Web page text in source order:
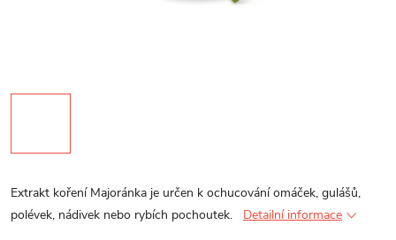
Extrakt koření Majoránka je určen k ochucování omáček, gulášů,
polévek, nádivek nebo rybích pochoutek.
Detailní informace